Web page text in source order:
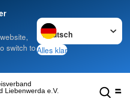
switch to
Sprache wechseln zu
Alles klar
Liebenwerda e.V.